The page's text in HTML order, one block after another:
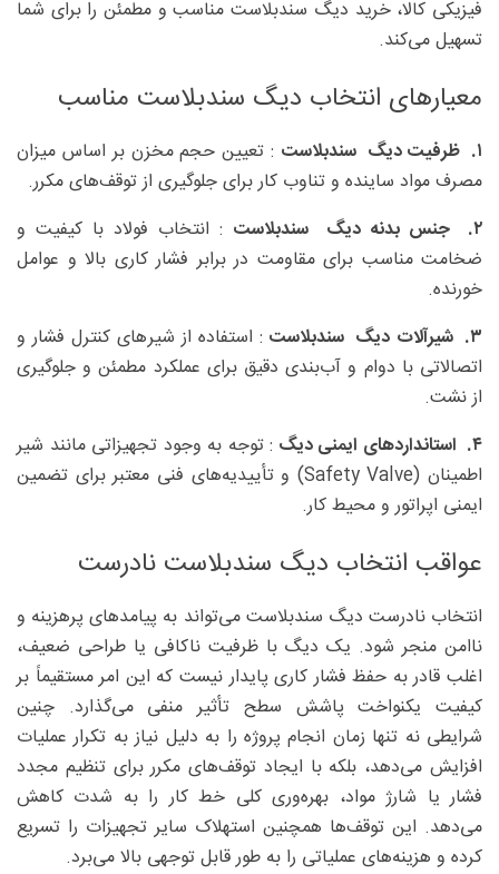
فیزیکی کالا، خرید دیگ سندبلاست مناسب و مطمئن را برای شما
تسهیل می‌کند.
معیارهای انتخاب دیگ سندبلاست مناسب
۱. ظرفیت دیگ سندبلاست : تعیین حجم مخزن بر اساس میزان
مصرف مواد ساینده و تناوب کار برای جلوگیری از توقف‌های مکرر.
۲. جنس بدنه دیگ سندبلاست : انتخاب فولاد با کیفیت و
ضخامت مناسب برای مقاومت در برابر فشار کاری بالا و عوامل
خورنده.
۳. شیرآلات دیگ سندبلاست : استفاده از شیرهای کنترل فشار و
اتصالاتی با دوام و آب‌بندی دقیق برای عملکرد مطمئن و جلوگیری
از نشت.
۴. استانداردهای ایمنی دیگ : توجه به وجود تجهیزاتی مانند شیر
اطمینان (Safety Valve) و تأییدیه‌های فنی معتبر برای تضمین
ایمنی اپراتور و محیط کار.
عواقب انتخاب دیگ سندبلاست نادرست
انتخاب نادرست دیگ سندبلاست می‌تواند به پیامدهای پرهزینه و
ناامن منجر شود. یک دیگ با ظرفیت ناکافی یا طراحی ضعیف،
اغلب قادر به حفظ فشار کاری پایدار نیست که این امر مستقیماً بر
کیفیت یکنواخت پاشش سطح تأثیر منفی می‌گذارد. چنین
شرایطی نه تنها زمان انجام پروژه را به دلیل نیاز به تکرار عملیات
افزایش می‌دهد، بلکه با ایجاد توقف‌های مکرر برای تنظیم مجدد
فشار یا شارژ مواد، بهره‌وری کلی خط کار را به شدت کاهش
می‌دهد. این توقف‌ها همچنین استهلاک سایر تجهیزات را تسریع
کرده و هزینه‌های عملیاتی را به طور قابل توجهی بالا می‌برد.